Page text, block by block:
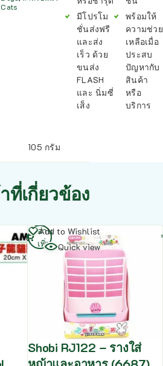
Cats
มีโปรโม
ชั่นส่งฟรี
และส่ง
เร็ว ด้วย
ขนส่ง
FLASH
และ นิ่มซี่
เส็ง
พร้อมให้
ความช่วย
เหลือเมื่อ
ประสบ
ปัญหากับ
สินค้า
หรือ
บริการ
105 กรัม
ที่เกี่ยวข้อง
Add to Wishlist
Quick view
Shobi RJ122 – รางใส่
อ่าน
เพิ่ม